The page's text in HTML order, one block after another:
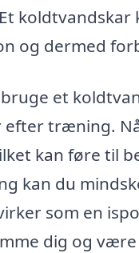
og dermed
et
efter træning.
kan føre til
kan du
som en
dig og